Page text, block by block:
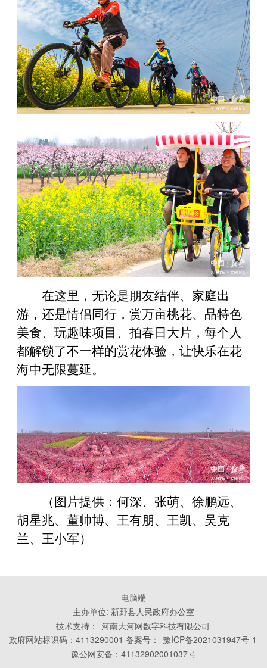
在这里，无论是朋友结伴、家庭出
游，还是情侣同行，赏万亩桃花、品特色
美食、玩趣味项目、拍春日大片，每个人
都解锁了不一样的赏花体验，让快乐在花
海中无限蔓延。
（图片提供：何深、张萌、徐鹏远、
胡星兆、董帅博、王有朋、王凯、吴克
兰、王小军）
电脑端
主办单位: 新野县人民政府办公室
技术支持： 河南大河网数字科技有限公司
政府网站标识码：4113290001 备案号： 豫ICP备2021031947号-1
豫公网安备：41132902001037号